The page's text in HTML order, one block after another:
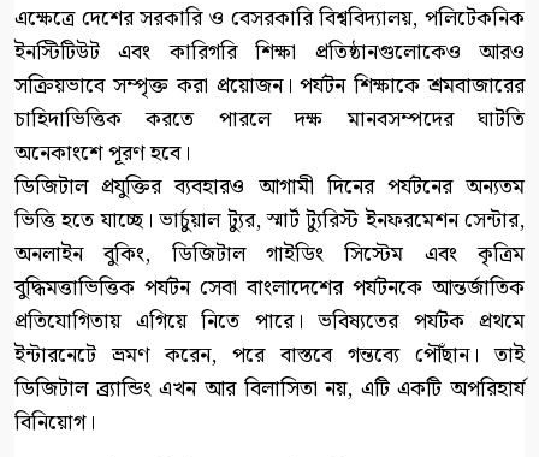
এক্ষেত্রে দেশের সরকারি ও বেসরকারি বিশ্ববিদ্যালয়, পলিটেকনিক
ইনস্টিটিউট এবং কারিগরি শিক্ষা প্রতিষ্ঠানগুলোকেও আরও
সক্রিয়ভাবে সম্পৃক্ত করা প্রয়োজন। পর্যটন শিক্ষাকে শ্রমবাজারের
চাহিদাভিত্তিক করতে পারলে দক্ষ মানবসম্পদের ঘাটতি
অনেকাংশে পূরণ হবে।
ডিজিটাল প্রযুক্তির ব্যবহারও আগামী দিনের পর্যটনের অন্যতম
ভিত্তি হতে যাচ্ছে। ভার্চুয়াল ট্যুর, স্মার্ট ট্যুরিস্ট ইনফরমেশন সেন্টার,
অনলাইন বুকিং, ডিজিটাল গাইডিং সিস্টেম এবং কৃত্রিম
বুদ্ধিমত্তাভিত্তিক পর্যটন সেবা বাংলাদেশের পর্যটনকে আন্তর্জাতিক
প্রতিযোগিতায় এগিয়ে নিতে পারে। ভবিষ্যতের পর্যটক প্রথমে
ইন্টারনেটে ভ্রমণ করেন, পরে বাস্তবে গন্তব্যে পৌঁছান। তাই
ডিজিটাল ব্র্যান্ডিং এখন আর বিলাসিতা নয়, এটি একটি অপরিহার্য
বিনিয়োগ।